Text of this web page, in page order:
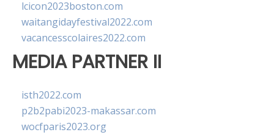
lcicon2023boston.com
waitangidayfestival2022.com
vacancesscolaires2022.com
MEDIA PARTNER II
isth2022.com
p2b2pabi2023-makassar.com
wocfparis2023.org